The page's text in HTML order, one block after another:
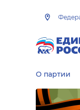
О партии